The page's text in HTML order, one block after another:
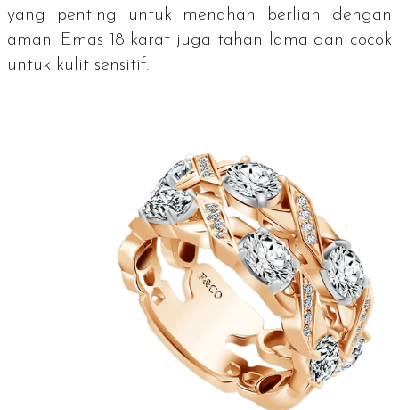
yang penting untuk menahan berlian dengan
aman. Emas 18 karat juga tahan lama dan cocok
untuk kulit sensitif.